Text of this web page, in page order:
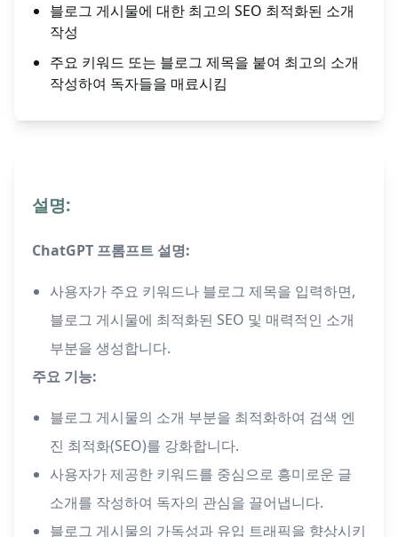
블로그 게시물에 대한 최고의 SEO 최적화된 소개
작성
주요 키워드 또는 블로그 제목을 붙여 최고의 소개
작성하여 독자들을 매료시킴
설명:
ChatGPT 프롬프트 설명:
사용자가 주요 키워드나 블로그 제목을 입력하면,
블로그 게시물에 최적화된 SEO 및 매력적인 소개
부분을 생성합니다.
주요 기능:
블로그 게시물의 소개 부분을 최적화하여 검색 엔
진 최적화(SEO)를 강화합니다.
사용자가 제공한 키워드를 중심으로 흥미로운 글
소개를 작성하여 독자의 관심을 끌어냅니다.
블로그 게시물의 가독성과 유입 트래픽을 향상시키